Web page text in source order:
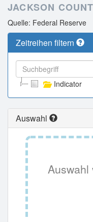
JACKSON
Quelle: Federal Reserve
Zeitreihen filtern
Indicator
Auswahl
Auswahl